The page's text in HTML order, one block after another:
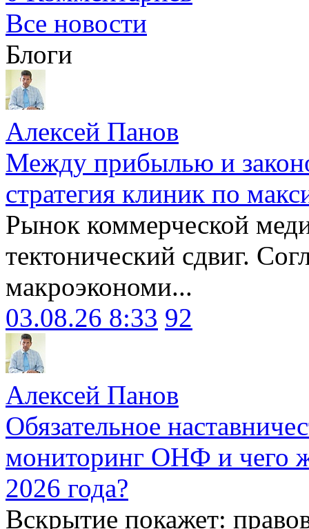
Все новости
Блоги
Алексей Панов
Между прибылью и
стратегия клиник по
Рынок коммерческой
тектонический сдвиг.
макроэкономи...
03.08.26 8:33 92
Алексей Панов
Обязательное
мониторинг ОНФ и чего
2026 года?
Вскрытие покажет: